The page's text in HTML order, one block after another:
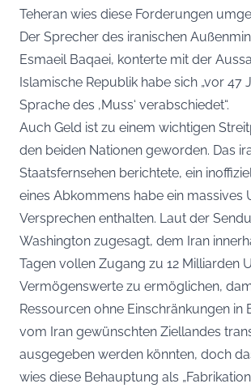
Teheran wies diese Forderungen
Der Sprecher des iranischen
Esmaeil Baqaei, konterte mit der
Islamische Republik habe sich „vor 47
Sprache des ‚Muss‘ verabschiedet“.
Auch Geld ist zu einem wichtigen
den beiden Nationen geworden. Das
Staatsfernsehen berichtete, ein
eines Abkommens habe ein massives
Versprechen enthalten. Laut der
Washington zugesagt, dem Iran
Tagen vollen Zugang zu 12 Milliarden
Vermögenswerte zu ermöglichen,
Ressourcen ohne Einschränkungen in
vom Iran gewünschten Ziellandes
ausgegeben werden könnten, doch
wies diese Behauptung als